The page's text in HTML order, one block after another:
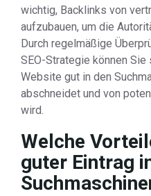
wichtig, Backlinks von
aufzubauen, um die
Durch regelmäßige
SEO-Strategie können
Website gut in den
abschneidet und von
wird.
Welche
guter Eintrag